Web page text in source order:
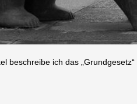
beschreibe ich das